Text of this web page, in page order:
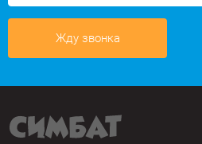
Жду звонка